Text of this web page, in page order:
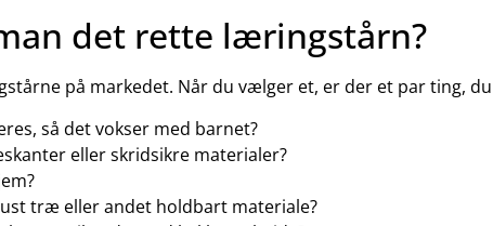
det rette læringstårn?
på markedet. Når du vælger et, er der et par ting,
så det vokser med barnet?
eller skridsikre materialer?
træ eller andet holdbart materiale?